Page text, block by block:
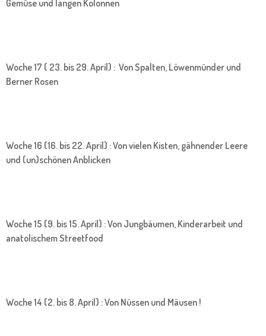
Gemüse und langen Kolonnen
Woche 17 ( 23. bis 29. April) : Von Spalten, Löwenmünder und
Berner Rosen
Woche 16 (16. bis 22. April) : Von vielen Kisten, gähnender Leere
und (un)schönen Anblicken
Woche 15 (9. bis 15. April) : Von Jungbäumen, Kinderarbeit und
anatolischem Streetfood
Woche 14 (2. bis 8. April) : Von Nüssen und Mäusen !